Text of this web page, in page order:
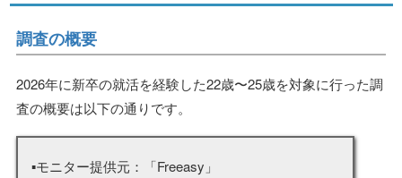
調査の概要
2026年に新卒の就活を経験した22歳〜25歳を対象に行った調
査の概要は以下の通りです。
▪️モニター提供元：「Freeasy」